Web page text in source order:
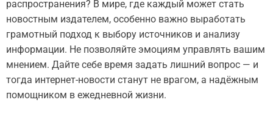
распространения? В мире, где каждый может стать
новостным издателем, особенно важно выработать
грамотный подход к выбору источников и анализу
информации. Не позволяйте эмоциям управлять вашим
мнением. Дайте себе время задать лишний вопрос — и
тогда интернет-новости станут не врагом, а надёжным
помощником в ежедневной жизни.